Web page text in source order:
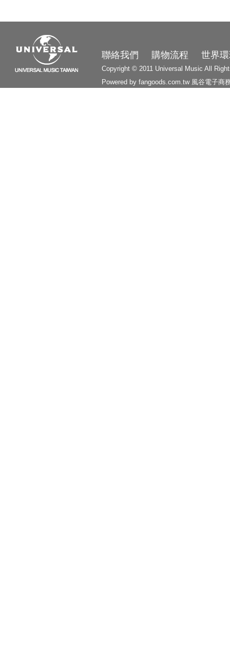
聯絡我們 購物流程 世界
Copyright © 2011 Universal Music All
Powered by fangoods.com.tw 風谷電子商